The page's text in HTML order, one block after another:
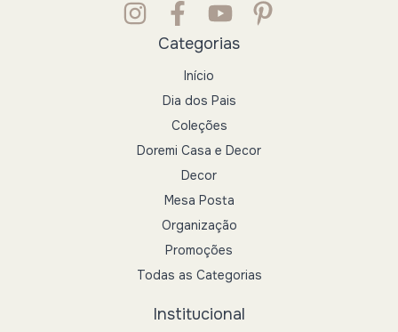
Categorias
Início
Dia dos Pais
Coleções
Doremi Casa e Decor
Decor
Mesa Posta
Organização
Promoções
Todas as Categorias
Institucional